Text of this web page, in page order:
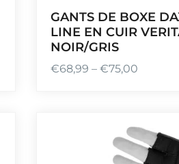
GANTS DE BOXE
LINE EN CUIR
NOIR/GRIS
€68,99 – €75,00
P